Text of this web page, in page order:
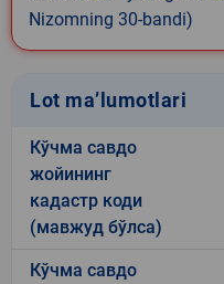
Nizomning 30-bandi)
Lot ma’lumotlari
Кўчма савдо
жойининг
кадастр коди
(мавжуд бўлса)
Кўчма савдо